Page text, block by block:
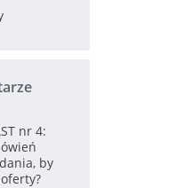
nr 4:
by